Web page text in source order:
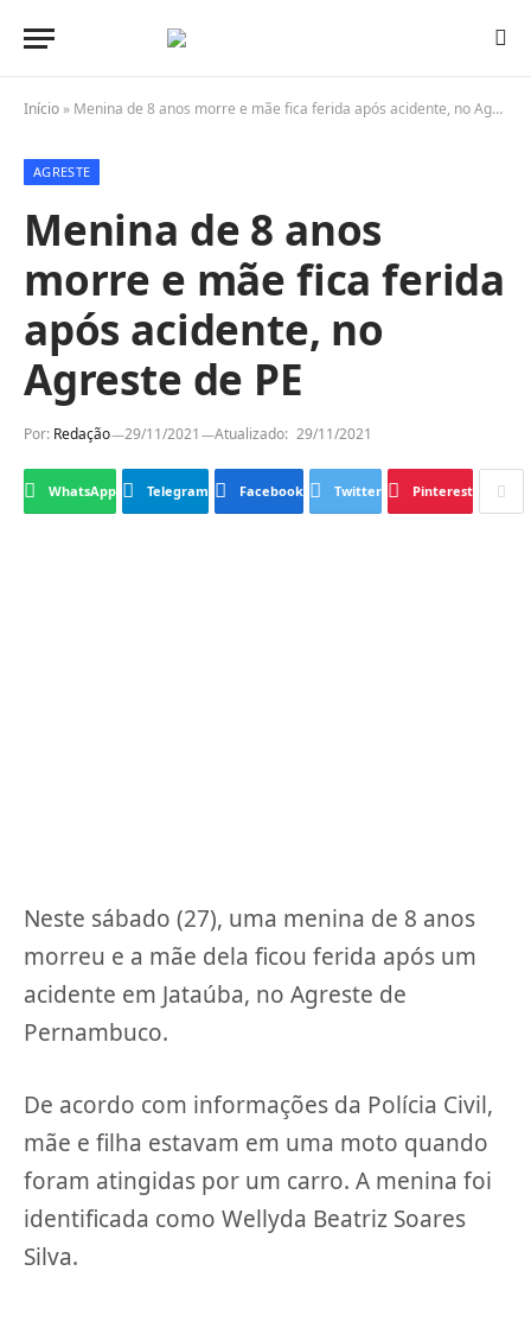
Início » Menina de 8 anos morre e mãe fica ferida após acidente, no Agreste de PE
AGRESTE
Menina de 8 anos
morre e mãe fica ferida
após acidente, no
Agreste de PE
Por: Redação 29/11/2021 Atualizado: 29/11/2021
WhatsApp Telegram Facebook Twitter Pinterest
Neste sábado (27), uma menina de 8 anos
morreu e a mãe dela ficou ferida após um
acidente em Jataúba, no Agreste de
Pernambuco.
De acordo com informações da Polícia Civil,
mãe e filha estavam em uma moto quando
foram atingidas por um carro. A menina foi
identificada como Wellyda Beatriz Soares
Silva.